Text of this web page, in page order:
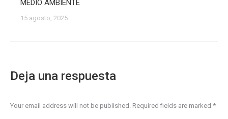
MEDIO AMBIENTE
15 agosto, 2025
Deja una respuesta
Your email address will not be published. Required fields are marked *